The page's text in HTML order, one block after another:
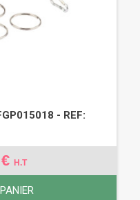
- REF:
H.T